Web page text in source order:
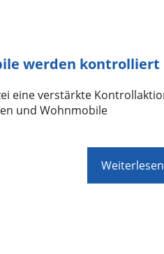
werden kontrolliert
eine verstärkte
und Wohnmobile
Weiterlesen